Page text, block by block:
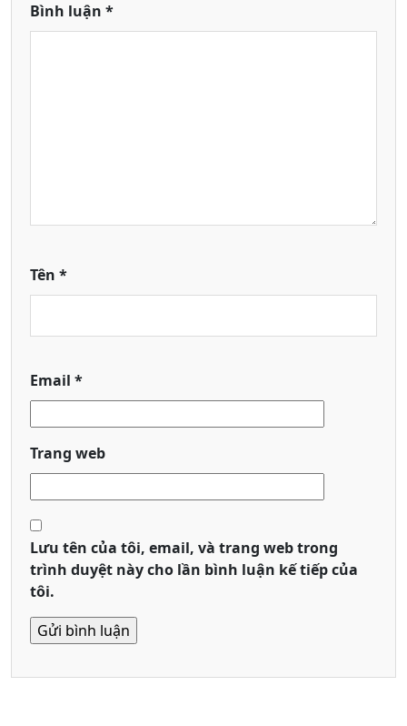
Bình luận *
Tên *
Email *
Trang web
Lưu tên của tôi, email, và trang web trong
trình duyệt này cho lần bình luận kế tiếp của
tôi.